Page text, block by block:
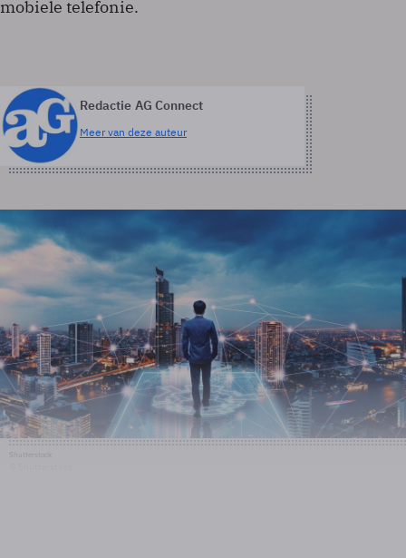
mobiele telefonie.
Redactie AG Connect
Meer van deze auteur